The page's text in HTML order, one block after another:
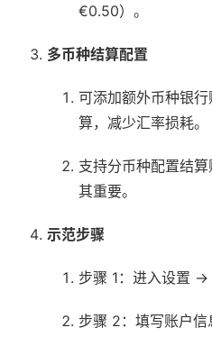
€0.50）。
多币种结算配置
可添加额外币种银
算，减少汇率损耗。
支持分币种配置结
其重要。
示范步骤
步骤 1：进入设置
步骤 2：填写账户